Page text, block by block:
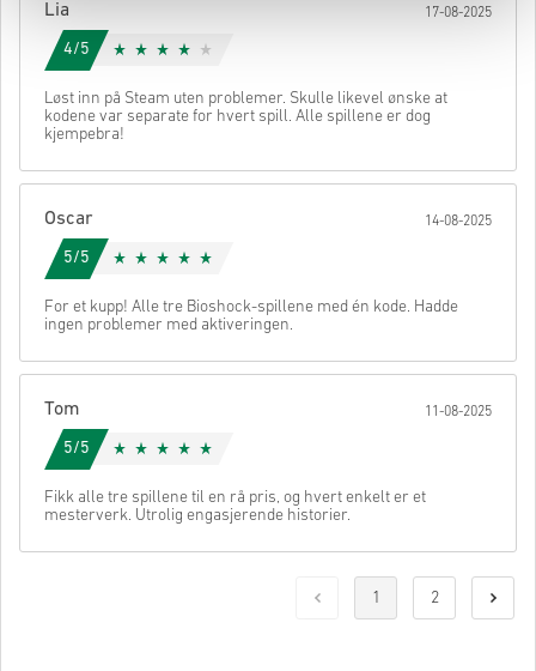
Lia 17-08-2025
4/5
Løst inn på Steam uten problemer. Skulle likevel ønske at
kodene var separate for hvert spill. Alle spillene er dog
kjempebra!
Oscar 14-08-2025
5/5
For et kupp! Alle tre Bioshock-spillene med én kode. Hadde
ingen problemer med aktiveringen.
Tom 11-08-2025
5/5
Fikk alle tre spillene til en rå pris, og hvert enkelt er et
mesterverk. Utrolig engasjerende historier.
1 2